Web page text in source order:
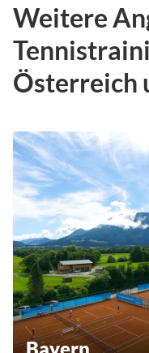
Weitere
Österreich
Bayern